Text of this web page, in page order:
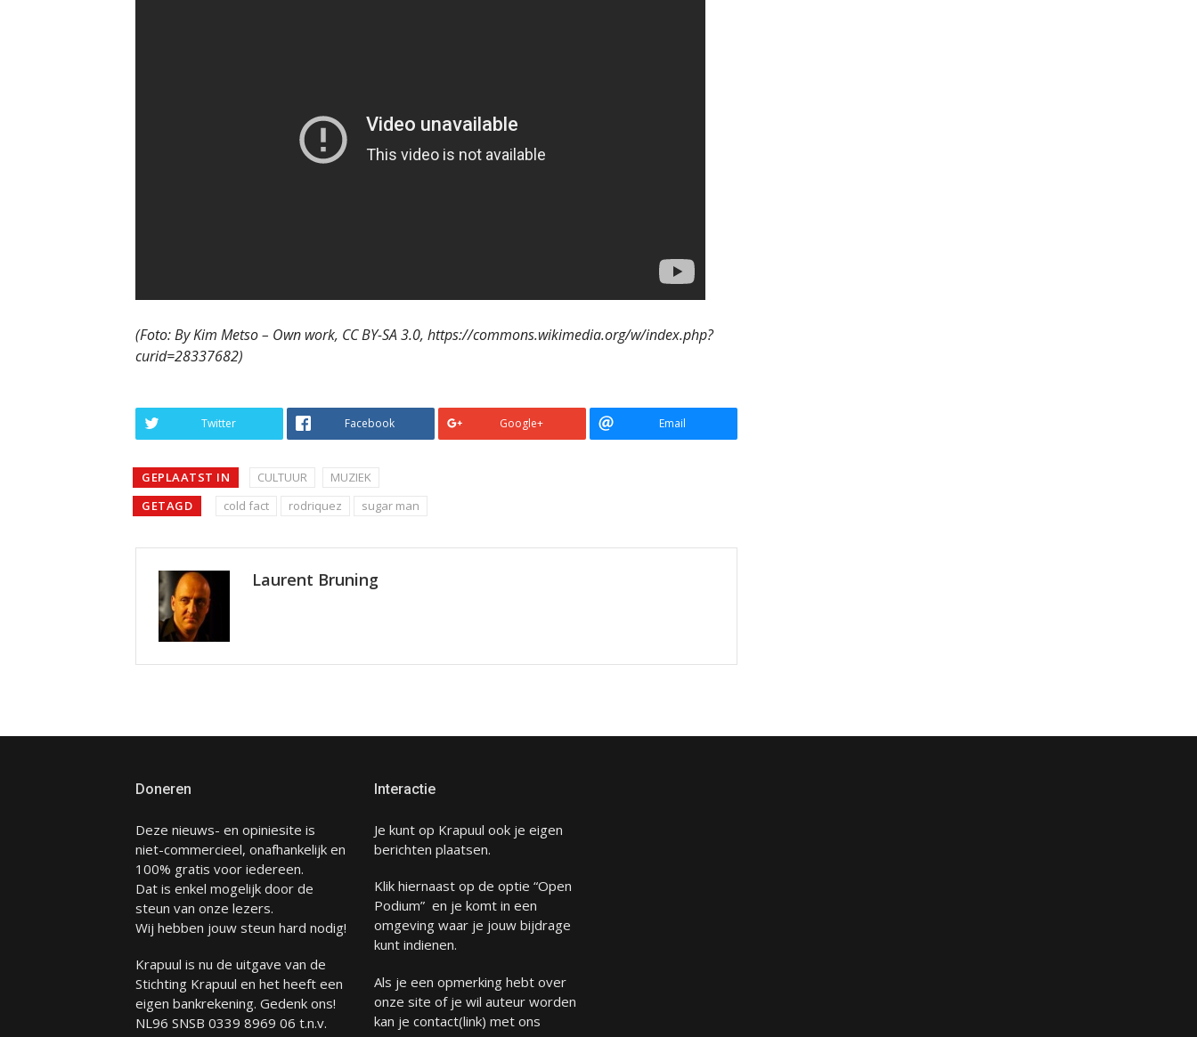
(Foto: By Kim Metso – Own work, CC BY-SA 3.0, https://commons.wikimedia.org/w/index.php?
curid=28337682)
Twitter Facebook Google+ Email
GEPLAATST IN CULTUUR
MUZIEK
GETAGD
cold fact rodriquez sugar man
Laurent Bruning
Doneren
Deze nieuws- en opiniesite is
niet-commercieel, onafhankelijk en
100% gratis voor iedereen.
Dat is enkel mogelijk door de
steun van onze lezers.
Wij hebben jouw steun hard nodig!
Krapuul is nu de uitgave van de
Stichting Krapuul en het heeft een
eigen bankrekening. Gedenk ons!
NL96 SNSB 0339 8969 06 t.n.v.
Interactie
Je kunt op Krapuul ook je eigen
berichten plaatsen.
Klik hiernaast op de optie “Open
Podium” en je komt in een
omgeving waar je jouw bijdrage
kunt indienen.
Als je een opmerking hebt over
onze site of je wil auteur worden
kan je contact(link) met ons